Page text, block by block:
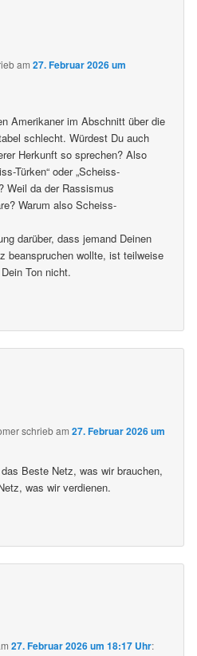
am27. Februar 2026 um
Amerikaner im Abschnitt über die
schlecht. Würdest Du auch
Herkunft so sprechen? Also
Türken“ oder „Scheiss-
Weil da der Rassismus
Warum also Scheiss-
darüber, dass jemand Deinen
beanspruchen wollte, ist teilweise
Ton nicht.
schriebam27. Februar 2026 um
Beste Netz, was wir brauchen,
was wir verdienen.
27. Februar 2026 um 18:17 Uhr: